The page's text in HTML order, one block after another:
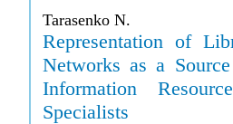
Tarasenko N.
Representation of
Networks as a
Information
Specialists